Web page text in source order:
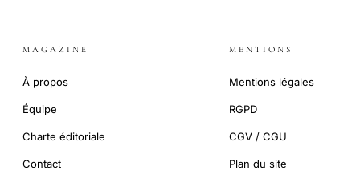
MAGAZINE
À propos
Équipe
Charte éditoriale
Contact
MENTIONS
Mentions légales
RGPD
CGV / CGU
Plan du site